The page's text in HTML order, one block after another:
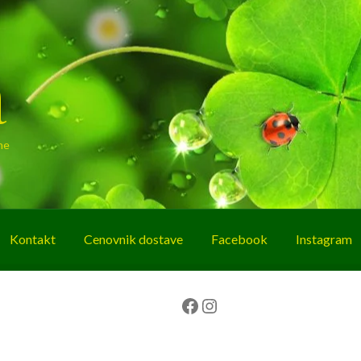
Kontakt Cenovnik dostave Facebook Instagram
Facebook Instagram